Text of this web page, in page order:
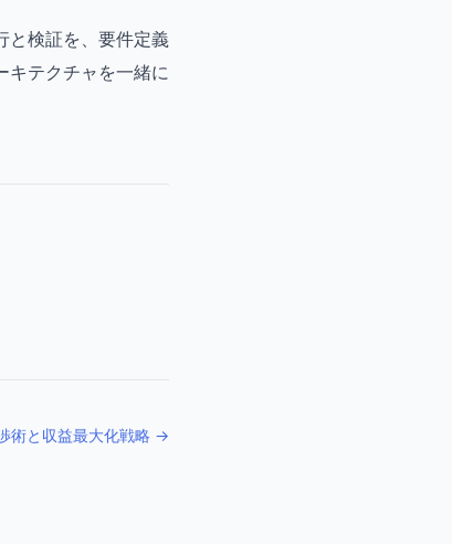
と検証を、要件定義
キテクチャを一緒に
術と収益最大化戦略 →